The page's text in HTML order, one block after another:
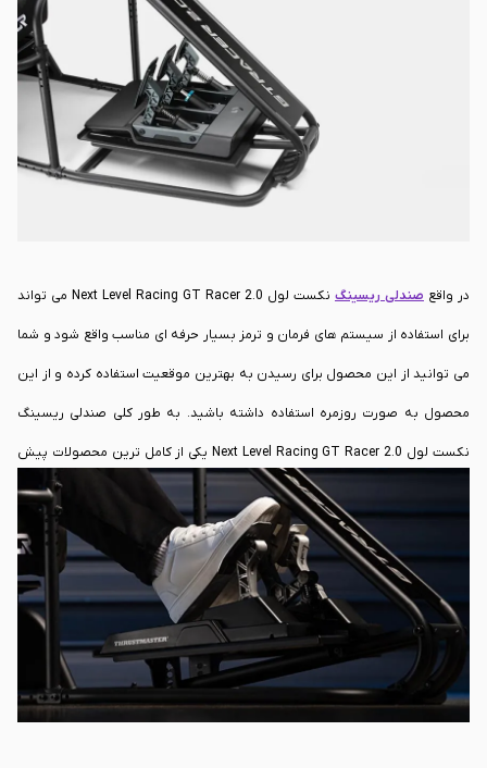
می تواند برای افرادی با جثه های متفاوت مناسب واقع شود. همچنین وجود Double
Seat Slider و Double Recliner باعث می شود تا استحکام بالاتری در زمان رانندگی را
در واقع صندلی ریسینگ نکست لول Next Level Racing GT Racer 2.0 می تواند
برای استفاده از سیستم های فرمان و ترمز بسیار حرفه ای مناسب واقع شود و شما
می توانید از این محصول برای رسیدن به بهترین موقعیت استفاده کرده و از این
محصول به صورت روزمره استفاده داشته باشید. به طور کلی صندلی ریسینگ
نکست لول Next Level Racing GT Racer 2.0 یکی از کامل ترین محصولات پیش
روی شما خواهد بود و اگر از گیمرهای پر و پا قرص بازی های ریسینگ هستید، این
محصول می تواند برای شما یک انتخاب حرفه ای باشد.